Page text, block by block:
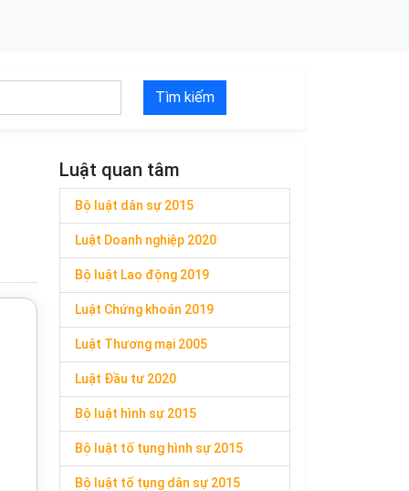
Tìm kiếm
Luật quan tâm
Bộ luật dân sự 2015
Luật Doanh nghiệp 2020
Bộ luật Lao động 2019
Luật Chứng khoán 2019
Luật Thương mại 2005
Luật Đầu tư 2020
Bộ luật hình sự 2015
Bộ luật tố tụng hình sự 2015
Bộ luật tố tụng dân sự 2015